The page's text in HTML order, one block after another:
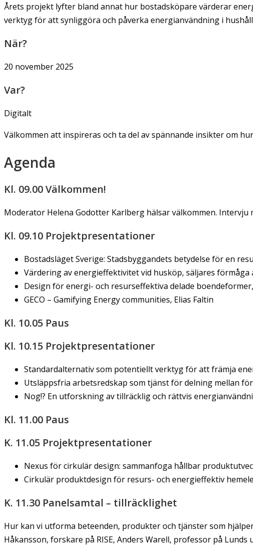
Årets projekt lyfter bland annat hur bostadsköpare värderar
verktyg för att synliggöra och påverka energianvändning i
När?
20 november 2025
Var?
Digitalt
Välkommen att inspireras och ta del av spännande insikter om
Agenda
Kl. 09.00 Välkommen!
Moderator Helena Godotter Karlberg hälsar välkommen. Intervju
Kl. 09.10 Projektpresentationer
Bostadsläget Sverige: Stadsbyggandets betydelse för en
Värdering av energieffektivitet vid husköp, säljares
Design för energi- och resurseffektiva delade
GECO – Gamifying Energy communities, Elias Faltin
Kl. 10.05 Paus
Kl. 10.15 Projektpresentationer
Standardalternativ som potentiellt verktyg för att främja
Utsläppsfria arbetsredskap som tjänst för delning mellan
Nog!? En utforskning av tillräcklig och rättvis
Kl. 11.00 Paus
K. 11.05 Projektpresentationer
Nexus för cirkulär design: sammanfoga hållbar
Cirkulär produktdesign för resurs- och energieffektiv
K. 11.30 Panelsamtal – tillräcklighet
Hur kan vi utforma beteenden, produkter och tjänster som
Håkansson, forskare på RISE, Anders Warell, professor på